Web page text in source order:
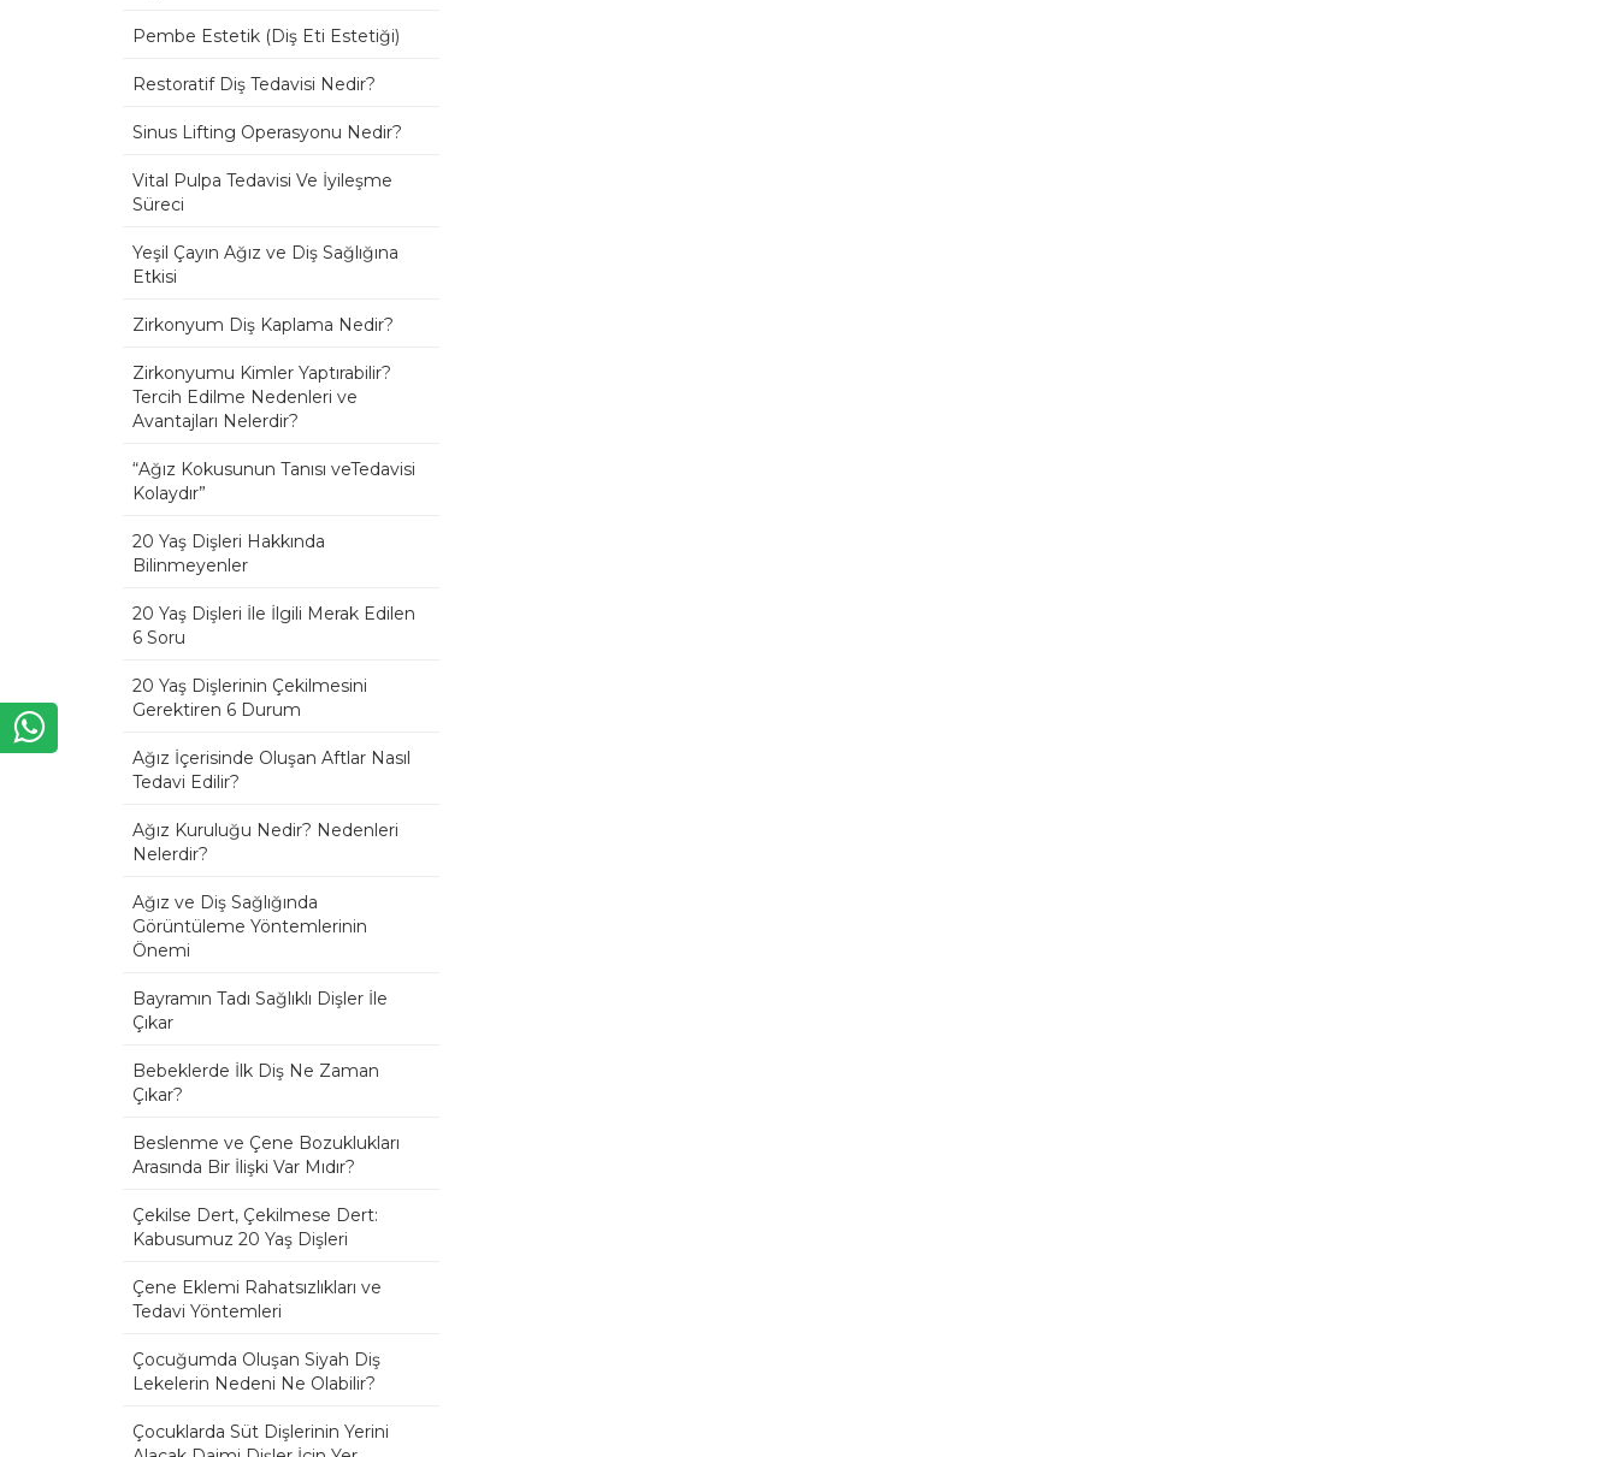
Pembe Estetik (Diş Eti Estetiği)
Restoratif Diş Tedavisi Nedir?
Sinus Lifting Operasyonu Nedir?
Vital Pulpa Tedavisi Ve İyileşme
Süreci
Yeşil Çayın Ağız ve Diş Sağlığına
Etkisi
Zirkonyum Diş Kaplama Nedir?
Zirkonyumu Kimler Yaptırabilir?
Tercih Edilme Nedenleri ve
Avantajları Nelerdir?
“Ağız Kokusunun Tanısı veTedavisi
Kolaydır”
20 Yaş Dişleri Hakkında
Bilinmeyenler
20 Yaş Dişleri İle İlgili Merak Edilen
6 Soru
20 Yaş Dişlerinin Çekilmesini
Gerektiren 6 Durum
Ağız İçerisinde Oluşan Aftlar Nasıl
Tedavi Edilir?
Ağız Kuruluğu Nedir? Nedenleri
Nelerdir?
Ağız ve Diş Sağlığında
Görüntüleme Yöntemlerinin
Önemi
Bayramın Tadı Sağlıklı Dişler İle
Çıkar
Bebeklerde İlk Diş Ne Zaman
Çıkar?
Beslenme ve Çene Bozuklukları
Arasında Bir İlişki Var Mıdır?
Çekilse Dert, Çekilmese Dert:
Kabusumuz 20 Yaş Dişleri
Çene Eklemi Rahatsızlıkları ve
Tedavi Yöntemleri
Çocuğumda Oluşan Siyah Diş
Lekelerin Nedeni Ne Olabilir?
Çocuklarda Süt Dişlerinin Yerini